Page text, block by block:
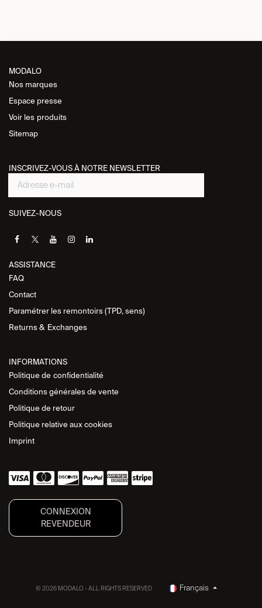
MODALO
Nos marques
Espace presse
Voir les produits
Sitemap
INSCRIVEZ-VOUS À NOTRE NEWSLETTER
SUIVEZ-NOUS
ASSISTANCE​
FAQ
Contact
Paramétrer les remontoirs (TPD, sens)
Returns & Exchanges
INFORMATIONS
Politique de confidentialité
Conditions générales de vente
Politique de retour
Politique relative aux cookies
Imprint
CONNEXION
REVENDEUR
© 2026 MODALO - ALL RIGHTS RESERVED Français